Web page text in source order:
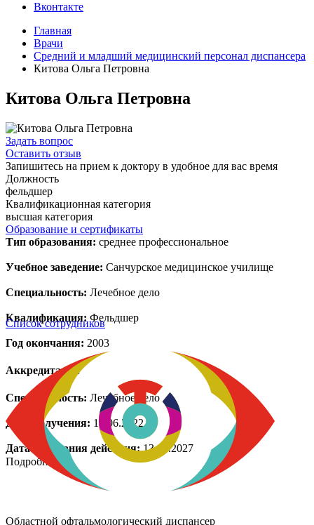
Вконтакте
Главная
Врачи
Средний и младший медицинский персонал диспансера
Китова Ольга Петровна
Китова Ольга Петровна
Задать вопрос
Оставить отзыв
Запишитесь на прием к доктору в удобное для вас время
Должность
фельдшер
Квалификационная категория
высшая категория
Образование и сертификаты
Тип образования: среднее профессиональное
Учебное заведение: Санчурское медицинское училище
Специальность: Лечебное дело
Квалификация: Фельдшер
Год окончания: 2003
Аккредитация
Специальность: Лечебное дело
Дата получения: 14.06.2022
Дата окончания действия:13.06.2027
Подробнее
Список сотрудников
Областной офтальмологический диспансер